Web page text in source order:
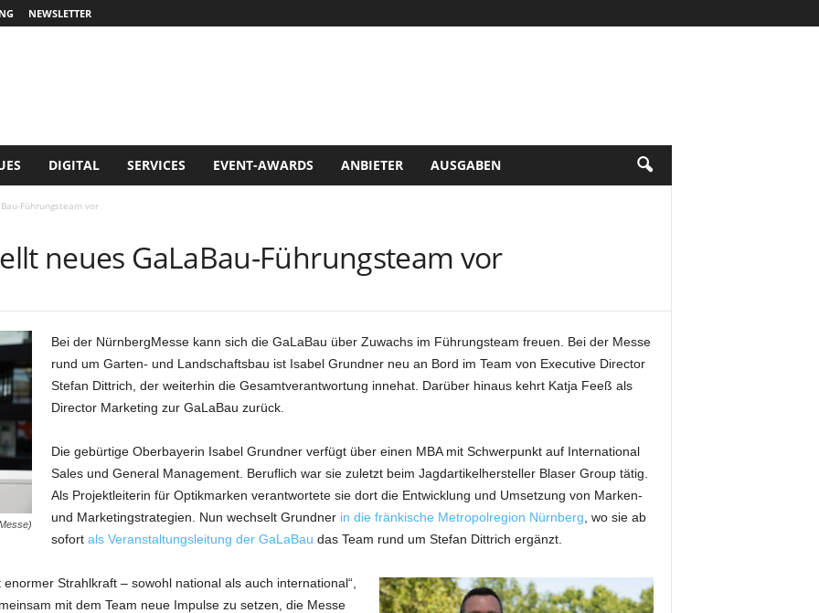
NEWSLETTER
DIGITAL SERVICES EVENT-AWARDS ANBIETER AUSGABEN
Führungsteam vor
neues GaLaBau-Führungsteam vor
Bei der NürnbergMesse kann sich die GaLaBau über Zuwachs im Führungsteam freuen. Bei der Messe
rund um Garten- und Landschaftsbau ist Isabel Grundner neu an Bord im Team von Executive Director
Stefan Dittrich, der weiterhin die Gesamtverantwortung innehat. Darüber hinaus kehrt Katja Feeß als
Director Marketing zur GaLaBau zurück.
Die gebürtige Oberbayerin Isabel Grundner verfügt über einen MBA mit Schwerpunkt auf International
Sales und General Management. Beruflich war sie zuletzt beim Jagdartikelhersteller Blaser Group tätig.
Als Projektleiterin für Optikmarken verantwortete sie dort die Entwicklung und Umsetzung von Marken-
und Marketingstrategien. Nun wechselt Grundner in die fränkische Metropolregion Nürnberg , wo sie ab
sofortals Veranstaltungsleitung der GaLaBau das Team rund um Stefan Dittrich ergänzt.
Strahlkraft – sowohl national als auch international“,
mit dem Team neue Impulse zu setzen, die Messe